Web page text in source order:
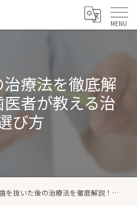
療法を徹底解
者が教える治
び方
を抜いた後の治療法を徹底解説！桶川市の歯医者が教えるインプラントの選び方